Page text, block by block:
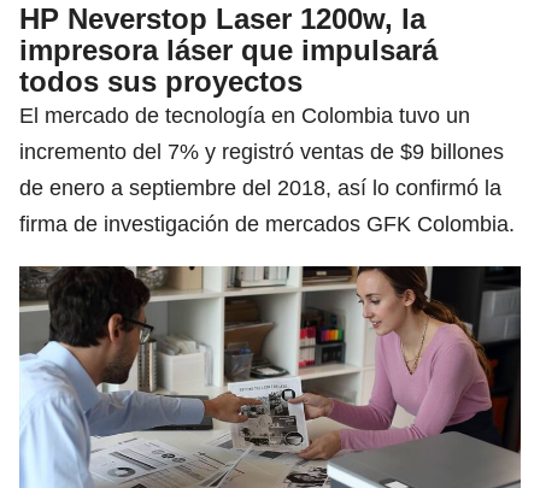
HP Neverstop Laser 1200w, la
impresora láser que impulsará
todos sus proyectos
El mercado de tecnología en Colombia tuvo un
incremento del 7% y registró ventas de $9 billones
de enero a septiembre del 2018, así lo confirmó la
firma de investigación de mercados GFK Colombia.